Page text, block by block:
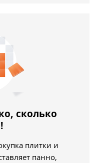
сколько
плитки и
панно,